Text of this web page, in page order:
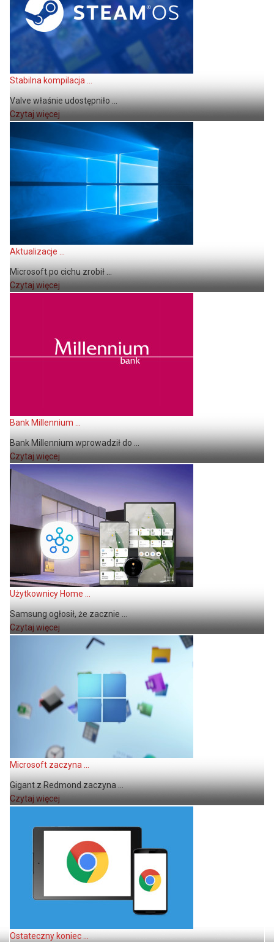
Stabilna kompilacja ...
Valve właśnie udostępniło ...
Czytaj więcej
Aktualizacje ...
Microsoft po cichu zrobił ...
Czytaj więcej
Bank Millennium ...
Bank Millennium wprowadził do ...
Czytaj więcej
Użytkownicy Home ...
Samsung ogłosił, że zacznie ...
Czytaj więcej
Microsoft zaczyna ...
Gigant z Redmond zaczyna ...
Czytaj więcej
Ostateczny koniec ...